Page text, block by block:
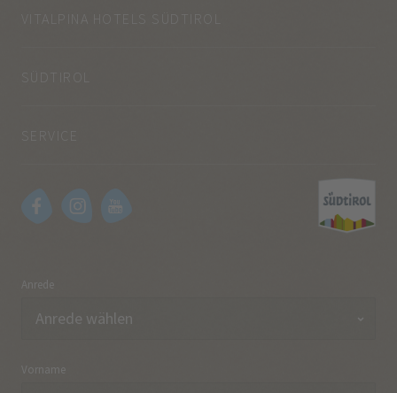
VITALPINA HOTELS SÜDTIROL
SÜDTIROL
Anrede
Vorname